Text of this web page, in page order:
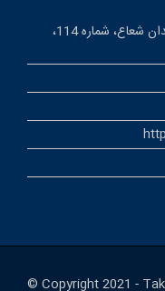
تهران، خیابان قائم مقام فراهانی، بالاتر از میدان شعاع، شماره 114،
© Copyright 2021 -